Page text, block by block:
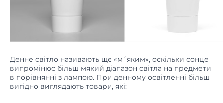
випромінює більш мякий діапазон світла на предмети
в порівнянні з лампою. При денному освітленні більш
вигідно виглядають товари, які: